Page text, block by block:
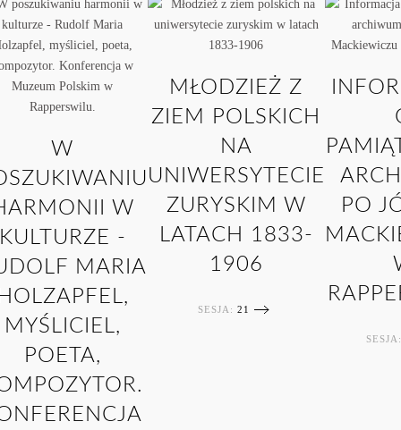
W
W
KULTURZE -
MARIA
HOLZAPFEL,
MYŚLICIEL,
POETA,
MŁODZIEŻ Z
ZIEM POLSKICH
NA
UNIWERSYTECIE
ZURYSKIM W
LATACH 1833-
1906
SESJA: 21
PO